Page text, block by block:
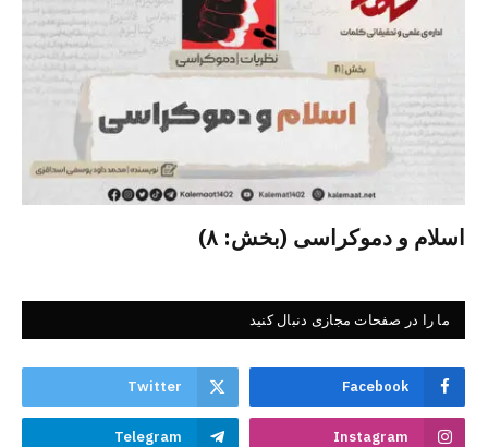
اسلام و دموکراسی (بخش: ۸)
ما را در صفحات مجازی دنبال کنید
Facebook
Twitter
Instagram
Telegram